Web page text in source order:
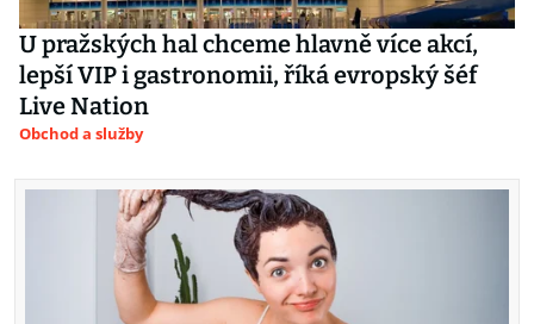
U pražských hal chceme hlavně více akcí,
lepší VIP i gastronomii, říká evropský šéf
Live Nation
Obchod a služby